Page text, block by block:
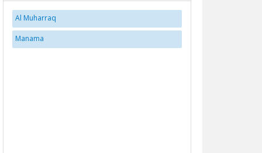
Al Muharraq
Manama